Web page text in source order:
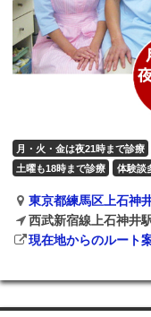
月・火・金は夜21時まで診療
土曜も18時まで診療
体験談
東京都練馬区上石神
西武新宿線上石神井
現在地からのルート